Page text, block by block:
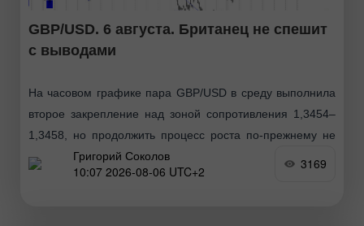
GBP/USD. 6 августа. Британец не спешит
с выводами
На часовом графике пара GBP/USD в среду выполнила
второе закрепление над зоной сопротивления 1,3454–
1,3458, но продолжить процесс роста по-прежнему не
может. Таким образом, если британец удержится
сегодня над этой зоной
Григорий Соколов
10:07 2026-08-06 UTC+2
3169